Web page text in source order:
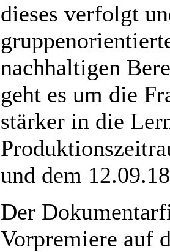
dieses verfolgt
nachhaltigen
geht es um die
stärker in die
und dem 12.09.18
Der
Vorpremiere auf